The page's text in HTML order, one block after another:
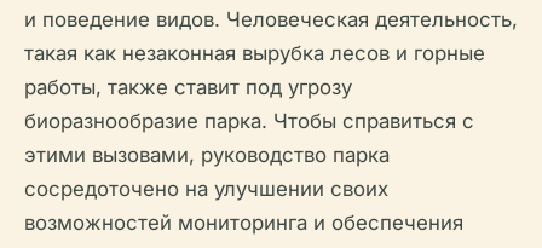
и поведение видов. Человеческая деятельность,
такая как незаконная вырубка лесов и горные
работы, также ставит под угрозу
биоразнообразие парка. Чтобы справиться с
этими вызовами, руководство парка
сосредоточено на улучшении своих
возможностей мониторинга и обеспечения